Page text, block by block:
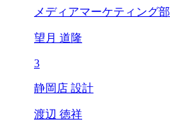
メディアマーケティング部
望月 道隆
3
静岡店 設計
渡辺 徳祥